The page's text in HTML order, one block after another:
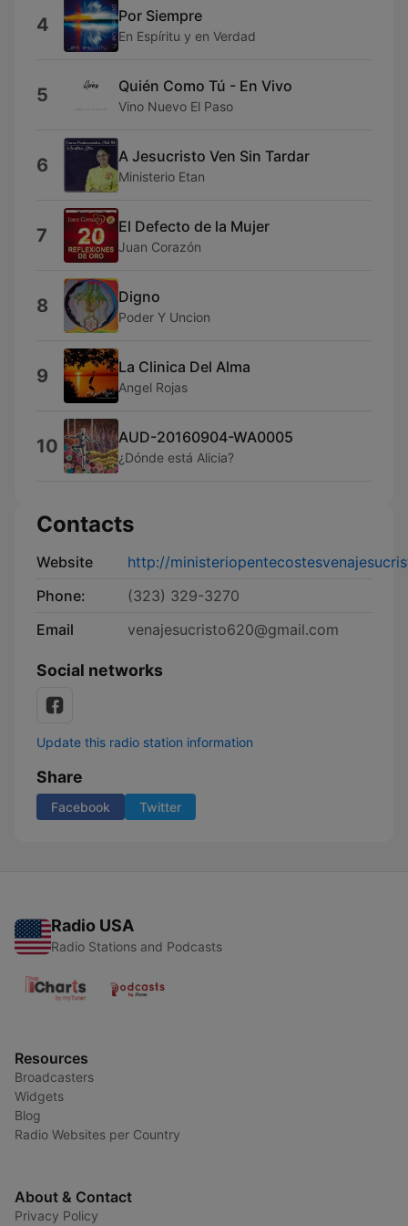
4 Por Siempre
En Espíritu y en Verdad
5 Quién Como Tú - En Vivo
Vino Nuevo El Paso
6 A Jesucristo Ven Sin Tardar
Ministerio Etan
7 El Defecto de la Mujer
Juan Corazón
8 Digno
Poder Y Uncion
9 La Clinica Del Alma
Angel Rojas
10 AUD-20160904-WA0005
¿Dónde está Alicia?
Contacts
Website
http://
Phone:
(323) 329-3270
Email
venajesucristo620@gmail.com
Social networks
Update this radio station information
Share
Facebook Twitter
Radio USA
Radio Stations and Podcasts
Resources
Broadcasters
Widgets
Blog
Radio Websites per Country
About & Contact
Privacy Policy